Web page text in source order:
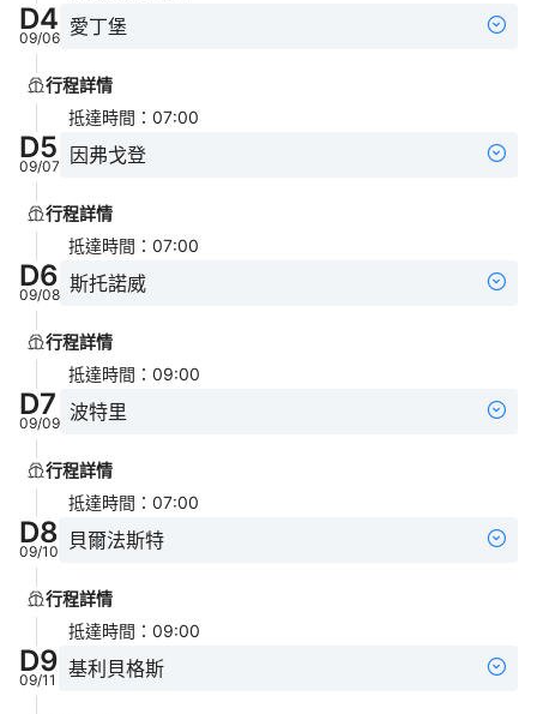
D4
09/06 愛丁堡
行程詳情
抵達時間 ： 07:00
D5
09/07 因弗戈登
行程詳情
抵達時間 ： 07:00
D6
09/08 斯托諾威
行程詳情
抵達時間 ： 09:00
D7
09/09 波特里
行程詳情
抵達時間 ： 07:00
D8
09/10 貝爾法斯特
行程詳情
抵達時間 ： 09:00
D9
09/11 基利貝格斯